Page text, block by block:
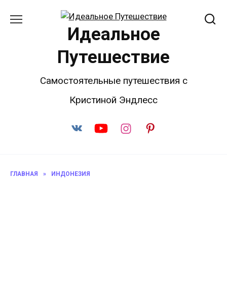
Идеальное
Путешествие
Самостоятельные путешествия с
Кристиной Эндлесс
ГЛАВНАЯ » ИНДОНЕЗИЯ